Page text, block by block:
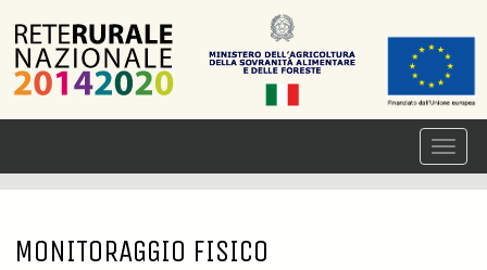
MONITORAGGIO FISICO